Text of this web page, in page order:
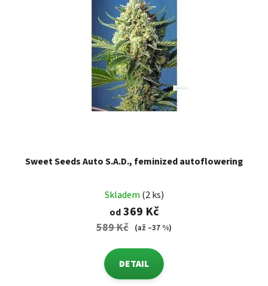
Sweet Seeds Auto S.A.D., feminized autoflowering
Skladem (2 ks)
od369 Kč
589 Kč (až –37 %)
DETAIL